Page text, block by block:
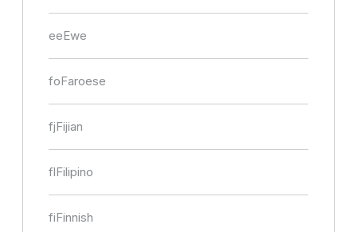
eeEwe
foFaroese
fjFijian
flFilipino
fiFinnish